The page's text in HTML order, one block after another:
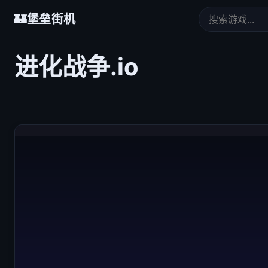
🏰堡垒街机
进化战争.io